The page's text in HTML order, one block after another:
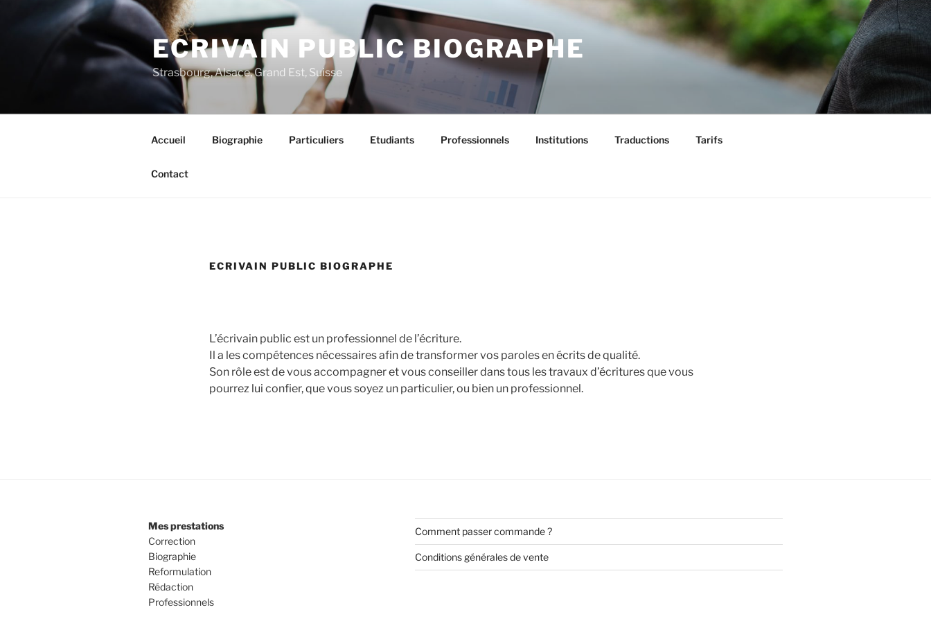
ECRIVAIN PUBLIC BIOGRAPHE
Strasbourg, Alsace, Grand Est, Suisse
Accueil Biographie Particuliers Etudiants Professionnels Institutions Traductions Tarifs
Contact
ECRIVAIN PUBLIC BIOGRAPHE
L’écrivain public est un professionnel de l’écriture.
Il a les compétences nécessaires afin de transformer vos paroles en écrits de qualité.
Son rôle est de vous accompagner et vous conseiller dans tous les travaux d’écritures que vous
pourrez lui confier, que vous soyez un particulier, ou bien un professionnel.
Mes prestations
Correction
Biographie
Reformulation
Rédaction
Professionnels
Comment passer commande ?
Conditions générales de vente